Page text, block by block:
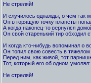
Не стреляй!
И случилось однажды, о чем так
Он в горящую точку планеты
А когда наконец-то вернулся
Он свой старенький тир обходил
И когда кто-нибудь вспоминал о
Он топил свою совесть в тяжелом
Перед ним, как живой, тот
Тот, который его об одном умолял:
Не стреляй!